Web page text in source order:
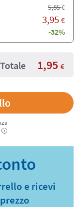
5,85€
3,95 €
-32%
Totale 1,95 €
i
e ricevi